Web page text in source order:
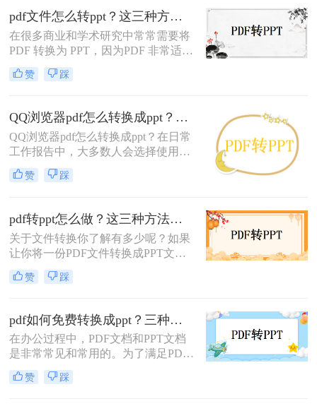
们可以使用专业的PDF转换器进行转
换，下面就给大家介绍一款转转大
师，能够快速有效的帮助我们PDF转
PPT。
pdf文件怎么转ppt？这三种方法可以帮到你！
在很多商业和学术研究中常常需要将
PDF 转换为 PPT，因为PDF 非常适合
广泛传播信息，但不那么适合用来作
演讲或演示，PPT 则非常适合用来演
方法。
赞 踩
QQ浏览器pdf怎么转换成ppt？不会的小伙伴快看过来
QQ浏览器pdf怎么转换成ppt？在日常
工作报告中，大多数人会选择使用
PPT幻灯片进行显示。在制作PPT
时，我们还需要引用PDF文件中的大
文件转换为PPT。那么pdf怎么转换成
ppt？下面就来给大家介绍一下方法。
赞 踩
pdf转ppt怎么做？这三种方法可以帮到你！
关于文件转换你了解有多少呢？如果
让你将一份PDF文件转换成PPT文
档，你知道怎么转换吗？掌握一个技
能在办公中可以节省很多时间。如果
编今天就把自己学到的经验传授给大
家，让大家也学会pdf文件转ppt文
档，下面就一起来学习学习吧。希望
能帮助到大家。
赞 踩
pdf如何免费转换成ppt？三种不错的解决方法！
在办公过程中，PDF文档和PPT文档
是非常常见和常用的。为了满足PDF
文件的使用需求，我们经常需要将
PDF文件转换为PPT文件。如果将
赞 踩